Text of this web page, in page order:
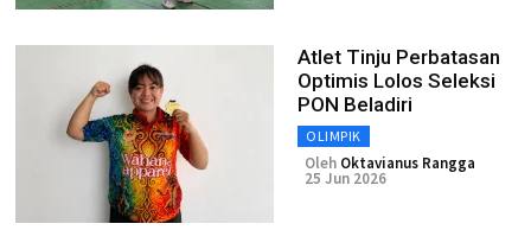
Atlet Tinju Perbatasan
Optimis Lolos Seleksi
PON Beladiri
OLIMPIK
Oleh Oktavianus Rangga
25 Jun 2026